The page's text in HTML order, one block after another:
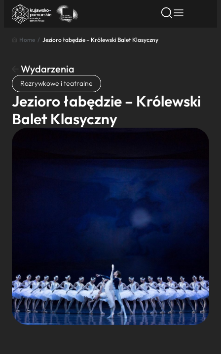
Znajdź atrakcję
Nazwa atrakcji
Miasto
Home / Jezioro łabędzie – Królewski Balet Klasyczny
Wydarzenia
Rozrywkowe i teatralne
Jezioro łabędzie – Królewski
Balet Klasyczny